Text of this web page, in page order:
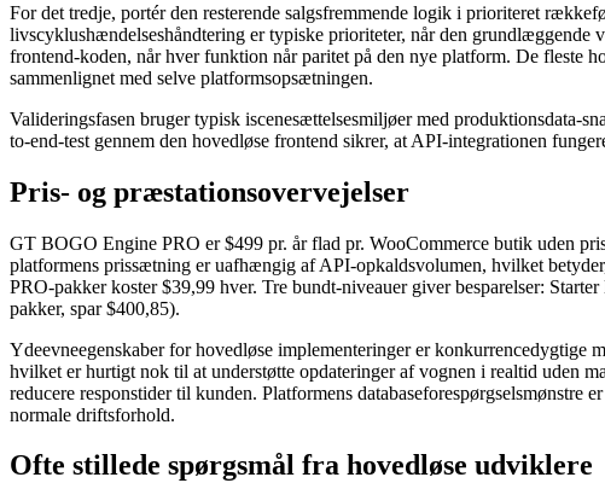
For det tredje, portér den resterende salgsfremmende logik i prioriteret
livscyklushændelseshåndtering er typiske prioriteter, når den grundlæggende
frontend-koden, når hver funktion når paritet på den nye platform. De fleste
sammenlignet med selve platformsopsætningen.
Valideringsfasen bruger typisk iscenesættelsesmiljøer med produktionsdata-
to-end-test gennem den hovedløse frontend sikrer, at API-integrationen
Pris- og præstationsovervejelser
GT BOGO Engine PRO er $499 pr. år flad pr. WooCommerce butik uden
platformens prissætning er uafhængig af API-opkaldsvolumen, hvilket
PRO-pakker koster $39,99 hver. Tre bundt-niveauer giver besparelser:
pakker, spar $400,85).
Ydeevneegenskaber for hovedløse implementeringer er
hvilket er hurtigt nok til at understøtte opdateringer af vognen i realtid uden
reducere responstider til kunden. Platformens databaseforespørgselsmønstre
normale driftsforhold.
Ofte stillede spørgsmål fra hovedløse udviklere